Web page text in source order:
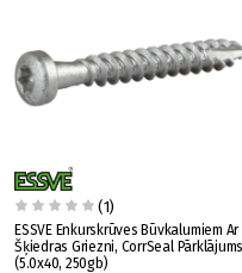
(1)
ESSVE Enkurskrūves Būvkalumiem Ar
Šķiedras Griezni, CorrSeal Pārklājums
(5.0x40, 250gb)